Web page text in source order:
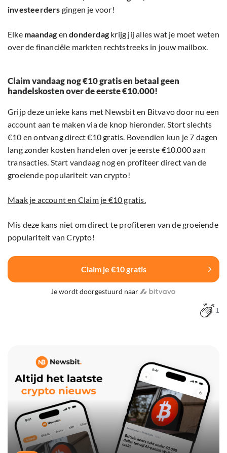
investeerders gingen je voor!
Elke maandag endonderdag krijg jij alles wat je moet weten
over de financiële markten rechtstreeks in jouw mailbox.
Claim vandaag nog €10 gratis en betaal geen
handelskosten over de eerste €10.000!
Grijp deze unieke kans met Newsbit en Bitvavo door nu een
account aan te maken via de knop hieronder. Stort slechts
€10 en ontvang direct €10 gratis. Bovendien kun je 7 dagen
lang zonder kosten handelen over je eerste €10.000 aan
transacties. Start vandaag nog en profiteer direct van de
groeiende populariteit van crypto!
Maak je account en Claim je €10 gratis.
Mis deze kans niet om direct te profiteren van de groeiende
populariteit van Crypto!
Claim je €10 gratis
Je wordt doorgestuurd naar
1